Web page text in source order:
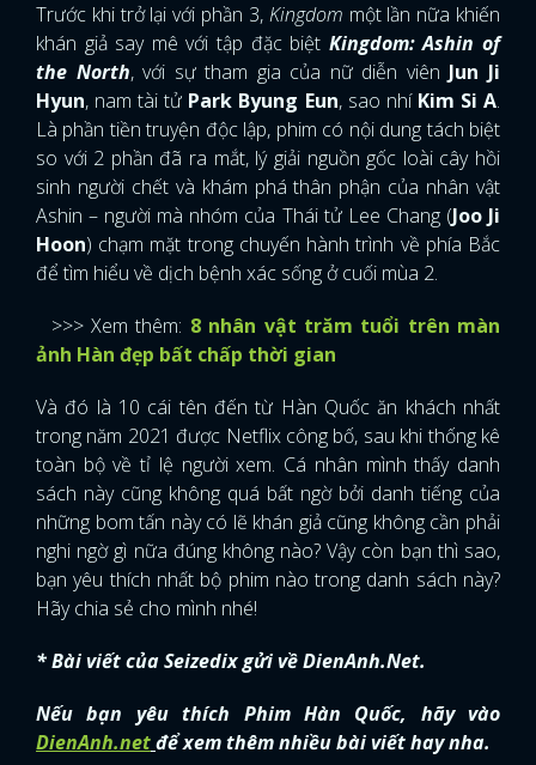
Trước khi trở lại với phần 3, Kingdom một lần nữa khiến
khán giả say mê với tập đặc biệt Kingdom: Ashin of
the North, với sự tham gia của nữ diễn viên Jun Ji
Hyun, nam tài tử Park Byung Eun, sao nhí Kim Si A.
Là phần tiền truyện độc lập, phim có nội dung tách biệt
so với 2 phần đã ra mắt, lý giải nguồn gốc loài cây hồi
sinh người chết và khám phá thân phận của nhân vật
Ashin – người mà nhóm của Thái tử Lee Chang (Joo Ji
Hoon) chạm mặt trong chuyến hành trình về phía Bắc
để tìm hiểu về dịch bệnh xác sống ở cuối mùa 2.
>>> Xem thêm: 8 nhân vật trăm tuổi trên màn
ảnh Hàn đẹp bất chấp thời gian
Và đó là 10 cái tên đến từ Hàn Quốc ăn khách nhất
trong năm 2021 được Netflix công bố, sau khi thống kê
toàn bộ về tỉ lệ người xem. Cá nhân mình thấy danh
sách này cũng không quá bất ngờ bởi danh tiếng của
những bom tấn này có lẽ khán giả cũng không cần phải
nghi ngờ gì nữa đúng không nào? Vậy còn bạn thì sao,
bạn yêu thích nhất bộ phim nào trong danh sách này?
Hãy chia sẻ cho mình nhé!
* Bài viết của Seizedix gửi về DienAnh.Net.
Nếu bạn yêu thích Phim Hàn Quốc, hãy vào
DienAnh.netđể xem thêm nhiều bài viết hay nha.